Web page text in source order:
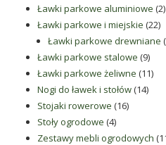
Ławki parkowe aluminiowe 22
Ławki parkowe i miejskie 2222
Ławki parkowe drewniane
Ławki parkowe stalowe 99
Ławki parkowe żeliwne 1111
Nogi do ławek i stołów 1414
Stojaki rowerowe 1616
Stoły ogrodowe 44
produkty
Zestawy mebli ogrodowych